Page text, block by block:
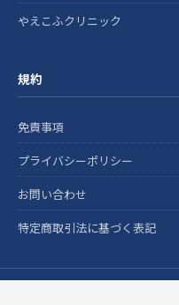
やえこふクリニック
規約
免責事項
プライバシーポリシー
お問い合わせ
特定商取引法に基づく表記